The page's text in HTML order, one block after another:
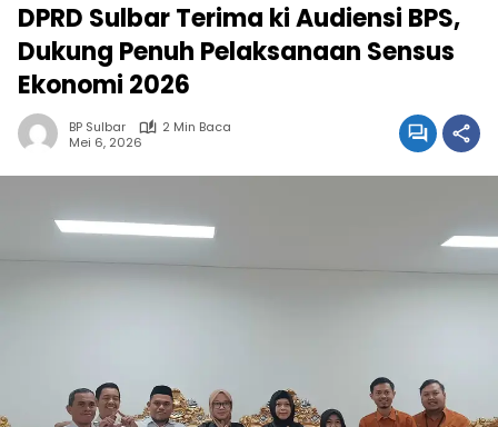
DPRD Sulbar Terima ki Audiensi BPS,
Dukung Penuh Pelaksanaan Sensus
Ekonomi 2026
BP Sulbar
2 Min Baca
Mei 6, 2026